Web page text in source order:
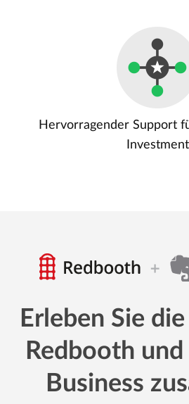
Hervorragender Support
Investment
Erleben Sie
Redbooth
Business